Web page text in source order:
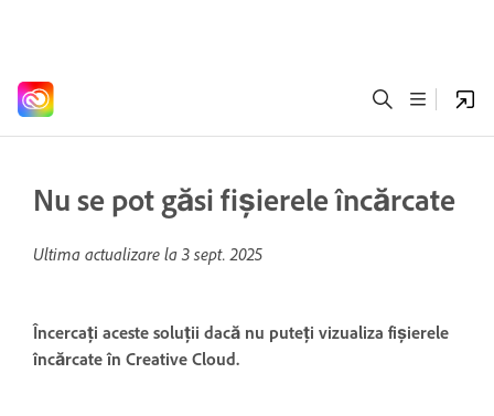
Nu se pot găsi fișierele încărcate
Ultima actualizare la 3 sept. 2025
Încercați aceste soluții dacă nu puteți vizualiza fișierele
încărcate în Creative Cloud.